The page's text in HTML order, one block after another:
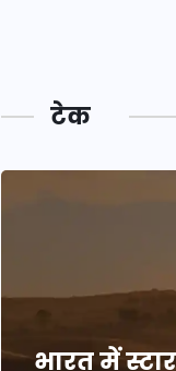
टेक
भारत में